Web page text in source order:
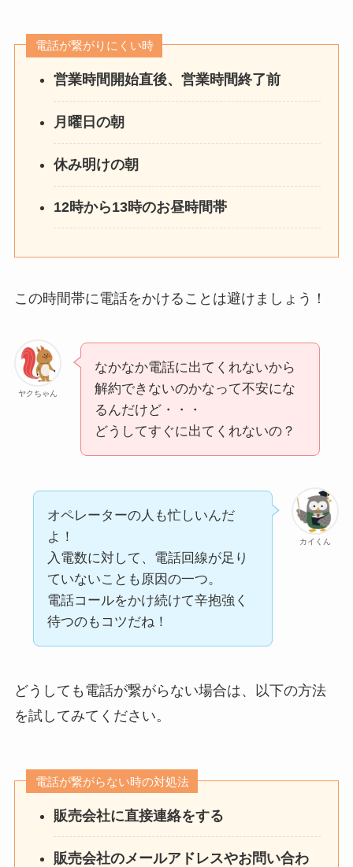
電話が繋がりにくい時
営業時間開始直後、営業時間終了前
月曜日の朝
休み明けの朝
12時から13時のお昼時間帯
この時間帯に電話をかけることは避けましょう！
ヤクちゃん
なかなか電話に出てくれないから
解約できないのかなって不安にな
るんだけど・・・
どうしてすぐに出てくれないの？
カイくん
オペレーターの人も忙しいんだ
よ！
入電数に対して、電話回線が足り
ていないことも原因の一つ。
電話コールをかけ続けて辛抱強く
待つのもコツだね！
どうしても電話が繋がらない場合は、以下の方法
を試してみてください。
電話が繋がらない時の対処法
販売会社に直接連絡をする
販売会社のメールアドレスやお問い合わ